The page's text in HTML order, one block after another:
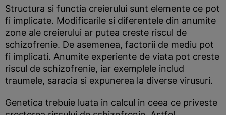
Structura si functia creierului sunt elemente ce pot
fi implicate. Modificarile si diferentele din anumite
zone ale creierului ar putea creste riscul de
schizofrenie. De asemenea, factorii de mediu pot
fi implicati. Anumite experiente de viata pot creste
riscul de schizofrenie, iar exemplele includ
traumele, saracia si expunerea la diverse virusuri.
Genetica trebuie luata in calcul in ceea ce priveste